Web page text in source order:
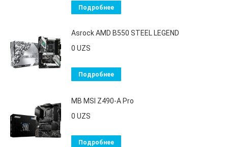
Подробнее
Asrock AMD B550 STEEL LEGEND
0 UZS
Подробнее
MB MSI Z490-A Pro
0 UZS
Подробнее